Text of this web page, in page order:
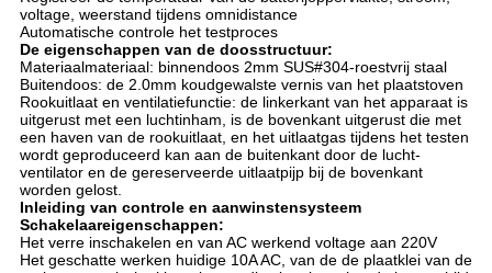
voltage, weerstand tijdens omnidistance
Automatische controle het testproces
De eigenschappen van de doosstructuur:
Materiaalmateriaal: binnendoos 2mm SUS#304-roestvrij staal
Buitendoos: de 2.0mm koudgewalste vernis van het plaatstoven
Rookuitlaat en ventilatiefunctie: de linkerkant van het apparaat is
uitgerust met een luchtinham, is de bovenkant uitgerust die met
een haven van de rookuitlaat, en het uitlaatgas tijdens het testen
wordt geproduceerd kan aan de buitenkant door de lucht-
ventilator en de gereserveerde uitlaatpijp bij de bovenkant
worden gelost.
Inleiding van controle en aanwinstensysteem
Schakelaareigenschappen:
Het verre inschakelen en van AC werkend voltage aan 220V
Het geschatte werken huidige 10A AC, van de de plaatklei van de